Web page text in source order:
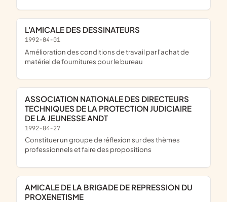
L'AMICALE DES DESSINATEURS
1992-04-01
amélioration des conditions de travail par l'achat de
matériel de fournitures pour le bureau
ASSOCIATION NATIONALE DES DIRECTEURS
TECHNIQUES DE LA PROTECTION JUDICIAIRE
DE LA JEUNESSE ANDT
1992-04-27
constituer un groupe de réflexion sur des thèmes
professionnels et faire des propositions
AMICALE DE LA BRIGADE DE REPRESSION DU
PROXENETISME